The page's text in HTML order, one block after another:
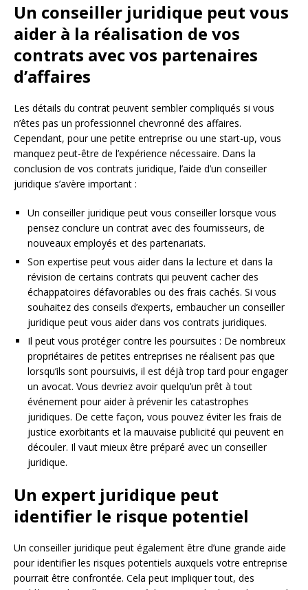
Un conseiller juridique peut vous
aider à la réalisation de vos
contrats avec vos partenaires
d’affaires
Les détails du contrat peuvent sembler compliqués si vous
n’êtes pas un professionnel chevronné des affaires.
Cependant, pour une petite entreprise ou une start-up, vous
manquez peut-être de l’expérience nécessaire. Dans la
conclusion de vos contrats juridique, l’aide d’un conseiller
juridique s’avère important :
Un conseiller juridique peut vous conseiller lorsque vous
pensez conclure un contrat avec des fournisseurs, de
nouveaux employés et des partenariats.
Son expertise peut vous aider dans la lecture et dans la
révision de certains contrats qui peuvent cacher des
échappatoires défavorables ou des frais cachés. Si vous
souhaitez des conseils d’experts, embaucher un conseiller
juridique peut vous aider dans vos contrats juridiques.
Il peut vous protéger contre les poursuites : De nombreux
propriétaires de petites entreprises ne réalisent pas que
lorsqu’ils sont poursuivis, il est déjà trop tard pour engager
un avocat. Vous devriez avoir quelqu’un prêt à tout
événement pour aider à prévenir les catastrophes
juridiques. De cette façon, vous pouvez éviter les frais de
justice exorbitants et la mauvaise publicité qui peuvent en
découler. Il vaut mieux être préparé avec un conseiller
juridique.
Un expert juridique peut
identifier le risque potentiel
Un conseiller juridique peut également être d’une grande aide
pour identifier les risques potentiels auxquels votre entreprise
pourrait être confrontée. Cela peut impliquer tout, des